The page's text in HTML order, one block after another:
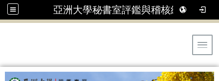
亞洲大學秘書室評鑑與稽核組